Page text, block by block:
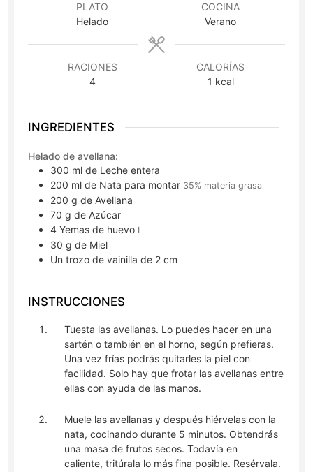
PLATO
Helado
COCINA
Verano
RACIONES
4
CALORÍAS
1 kcal
INGREDIENTES
Helado de avellana:
300 ml de Leche entera
200 ml de Nata para montar 35% materia grasa
200 g de Avellana
70 g de Azúcar
4 Yemas de huevo L
30 g de Miel
Un trozo de vainilla de 2 cm
INSTRUCCIONES
Tuesta las avellanas. Lo puedes hacer en una
sartén o también en el horno, según prefieras.
Una vez frías podrás quitarles la piel con
facilidad. Solo hay que frotar las avellanas entre
ellas con ayuda de las manos.
Muele las avellanas y después hiérvelas con la
nata, cocinando durante 5 minutos. Obtendrás
una masa de frutos secos. Todavía en
caliente, tritúrala lo más fina posible. Resérvala.